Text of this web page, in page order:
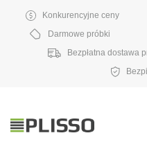
Konkurencyjne ceny
Darmowe próbki
Bezpłatna dostawa